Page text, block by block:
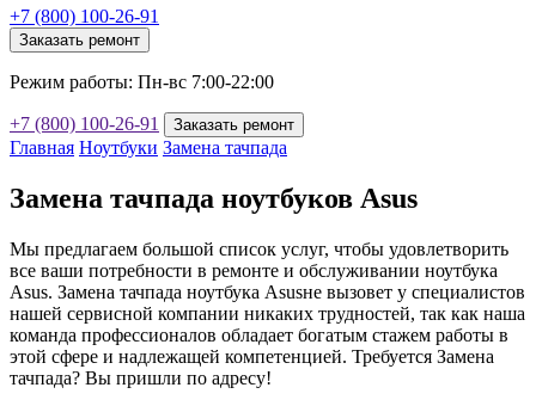
+7 (800) 100-26-91
Заказать ремонт
Режим работы: Пн-вс 7:00-22:00
+7 (800) 100-26-91 Заказать ремонт
Главная Ноутбуки Замена тачпада
Замена тачпада ноутбуков Asus
Мы предлагаем большой список услуг, чтобы удовлетворить
все ваши потребности в ремонте и обслуживании ноутбука
Asus. Замена тачпада ноутбука Asusне вызовет у специалистов
нашей сервисной компании никаких трудностей, так как наша
команда профессионалов обладает богатым стажем работы в
этой сфере и надлежащей компетенцией. Требуется Замена
тачпада? Вы пришли по адресу!